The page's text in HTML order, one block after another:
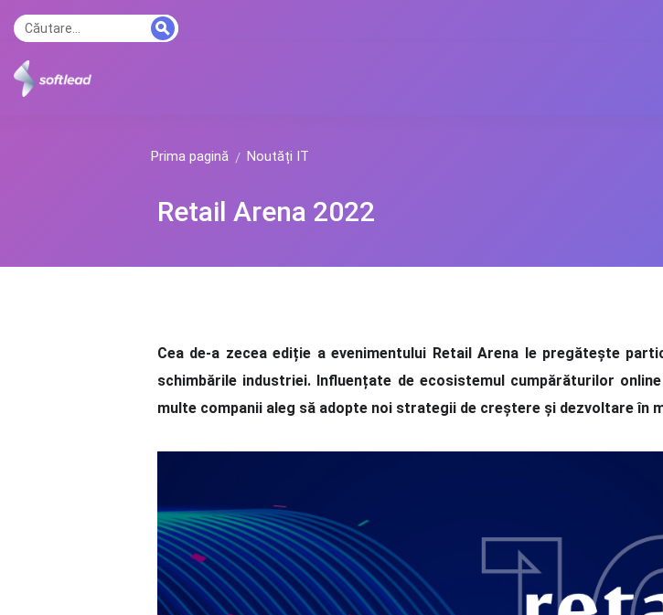
Prima pagină Noutăți IT
Retail Arena 2022
Cea de-a zecea ediție a evenimentului Retail Arena le pregătește
schimbările industriei. Influențate de ecosistemul cumpărăturilor
multe companii aleg să adopte noi strategii de creștere și dezvoltare în